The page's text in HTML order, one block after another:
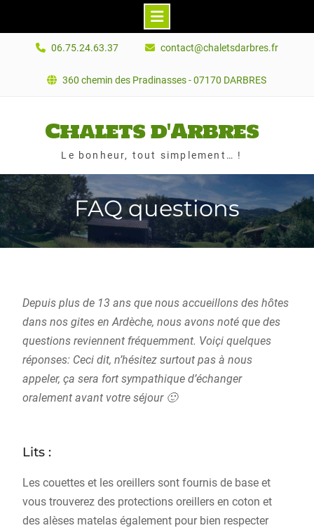
06.75.24.63.37 contact@chaletsdarbres.fr
360 chemin des Pradinasses - 07170 DARBRES
Chalets d'Arbres
Le bonheur, tout simplement… !
FAQ questions
Depuis plus de 13 ans que nous accueillons des hôtes
dans nos gites en Ardèche, nous avons noté que des
questions reviennent fréquemment. Voiçi quelques
réponses: Ceci dit, n’hésitez surtout pas à nous
appeler, ça sera fort sympathique d’échanger
oralement avant votre séjour 🙂
Lits :
Les couettes et les oreillers sont fournis de base et
vous trouverez des protections oreillers en coton et
des alèses matelas également pour bien respecter